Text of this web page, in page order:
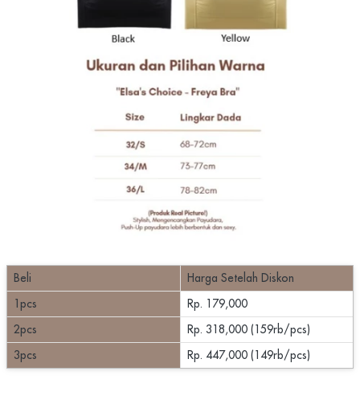
Beli
Harga Setelah Diskon
1pcs
Rp. 179,000
2pcs
Rp. 318,000 (159rb/pcs)
3pcs
Rp. 447,000 (149rb/pcs)